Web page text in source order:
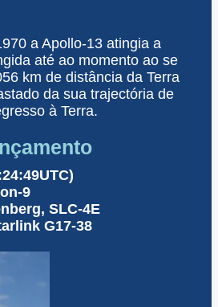
a Apollo-13 atingia a
até ao momento ao se
km de distância da Terra
da sua trajectória de
à Terra.
9
SLC-4E
G17-38